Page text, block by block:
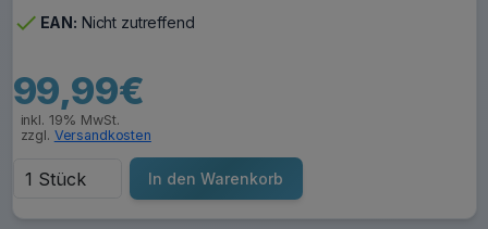
check EAN: Nicht zutreffend
99,99€
inkl. 19% MwSt.
zzgl. Versandkosten
In den Warenkorb